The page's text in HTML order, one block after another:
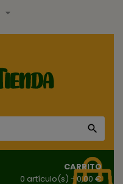


CARRITO
0 artículo(s) - 0,00 €